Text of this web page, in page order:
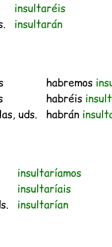
insultaréis
insultarán
habremos
habréis
uds.
habrán
insultaríamos
insultaríais
insultarían